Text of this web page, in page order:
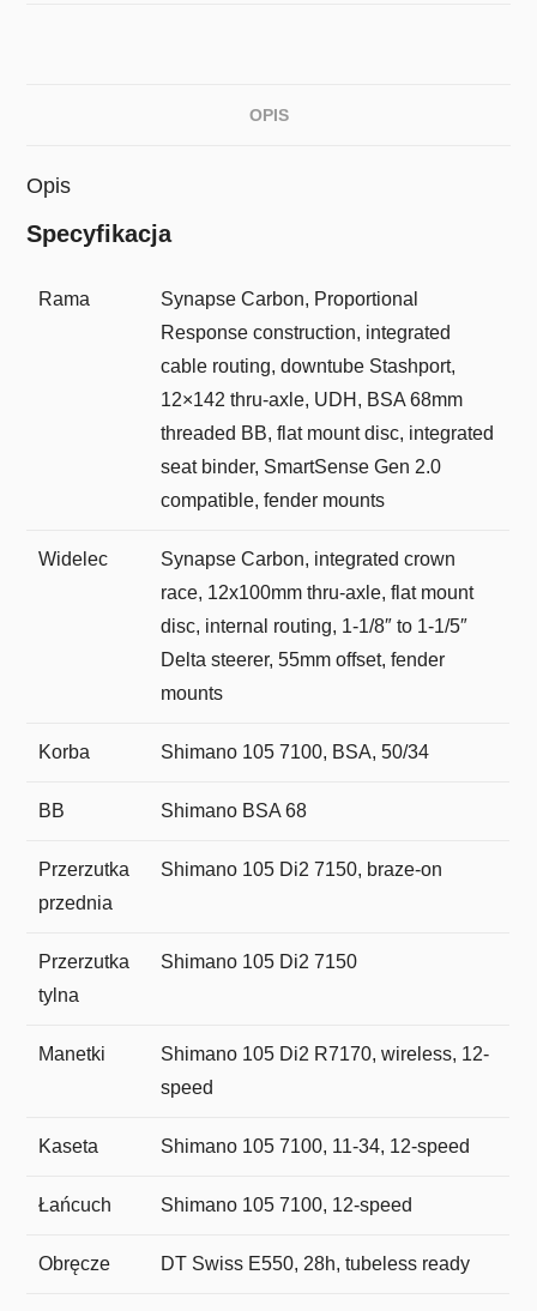
OPIS
Opis
Specyfikacja
Rama
Synapse Carbon, Proportional
Response construction, integrated
cable routing, downtube Stashport,
12×142 thru-axle, UDH, BSA 68mm
threaded BB, flat mount disc, integrated
seat binder, SmartSense Gen 2.0
compatible, fender mounts
Widelec
Synapse Carbon, integrated crown
race, 12x100mm thru-axle, flat mount
disc, internal routing, 1-1/8″ to 1-1/5″
Delta steerer, 55mm offset, fender
mounts
Korba Shimano 105 7100, BSA, 50/34
BB Shimano BSA 68
Przerzutka
przednia
Shimano 105 Di2 7150, braze-on
Przerzutka
tylna
Shimano 105 Di2 7150
Manetki
Shimano 105 Di2 R7170, wireless, 12-
speed
Kaseta Shimano 105 7100, 11-34, 12-speed
Łańcuch Shimano 105 7100, 12-speed
Obręcze DT Swiss E550, 28h, tubeless ready